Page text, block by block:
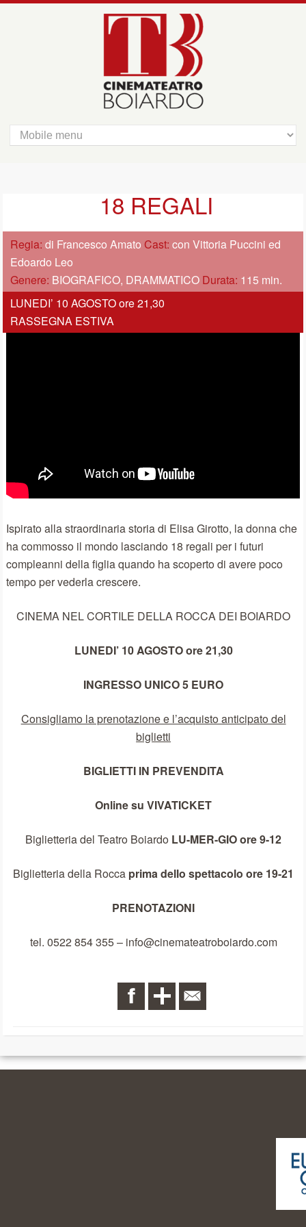
18 REGALI
Regia:di Francesco Amato Cast:con Vittoria Puccini ed
Edoardo Leo
Genere: BIOGRAFICO, DRAMMATICO Durata: 115 min.
LUNEDI’ 10 AGOSTO ore 21,30
RASSEGNA ESTIVA
Ispirato alla straordinaria storia di Elisa Girotto, la donna che
ha commosso il mondo lasciando 18 regali per i futuri
compleanni della figlia quando ha scoperto di avere poco
tempo per vederla crescere.
CINEMA NEL CORTILE DELLA ROCCA DEI BOIARDO
LUNEDI’ 10 AGOSTOore 21,30
INGRESSO UNICO 5 EURO
Consigliamo la prenotazione e l’acquisto anticipato del
biglietti
BIGLIETTI IN PREVENDITA
Online su VIVATICKET
Biglietteria del Teatro Boiardo LU-MER-GIO ore 9-12
Biglietteria della Rocca prima dello spettacolo ore 19-21
PRENOTAZIONI
tel. 0522 854 355 – info@cinemateatroboiardo.com